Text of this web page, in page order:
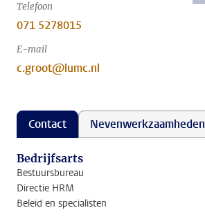
Telefoon
071 5278015
E-mail
c.groot@lumc.nl
Contact Nevenwerkzaamheden
Bedrijfsarts
Bestuursbureau
Directie HRM
Beleid en specialisten